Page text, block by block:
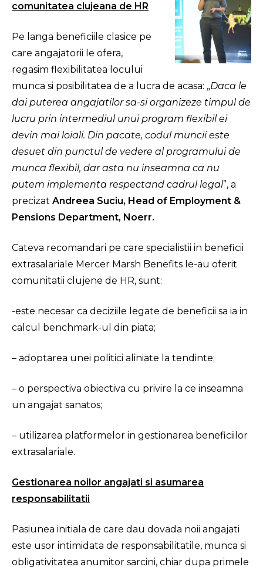
comunitatea clujeana de HR
Pe langa beneficiile clasice pe
care angajatorii le ofera,
regasim flexibilitatea locului
munca si posibilitatea de a lucra de acasa: „Daca le
dai puterea angajatilor sa-si organizeze timpul de
lucru prin intermediul unui program flexibil ei
devin mai loiali. Din pacate, codul muncii este
desuet din punctul de vedere al programului de
munca flexibil, dar asta nu inseamna ca nu
putem implementa respectand cadrul legal”, a
precizat Andreea Suciu, Head of Employment &
Pensions Department, Noerr.
Cateva recomandari pe care specialistii in beneficii
extrasalariale Mercer Marsh Benefits le-au oferit
comunitatii clujene de HR, sunt:
-este necesar ca deciziile legate de beneficii sa ia in
calcul benchmark-ul din piata;
– adoptarea unei politici aliniate la tendinte;
– o perspectiva obiectiva cu privire la ce inseamna
un angajat sanatos;
– utilizarea platformelor in gestionarea beneficiilor
extrasalariale.
Gestionarea noilor angajati si asumarea
responsabilitatii
Pasiunea initiala de care dau dovada noii angajati
este usor intimidata de responsabilitatile, munca si
obligativitatea anumitor sarcini, chiar dupa primele